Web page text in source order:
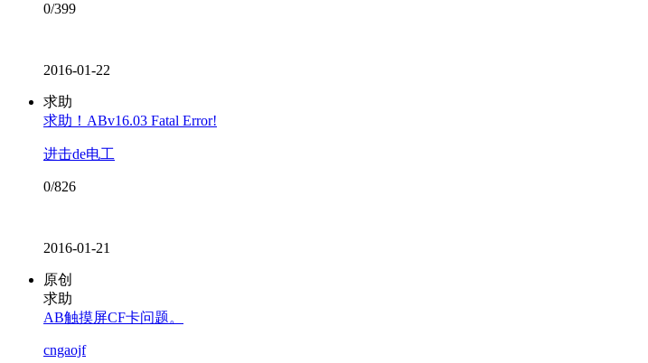
0/399
2016-01-22
求助
求助！ABv16.03 Fatal Error!
进击de电工
0/826
2016-01-21
原创
求助
AB触摸屏CF卡问题。
cngaojf